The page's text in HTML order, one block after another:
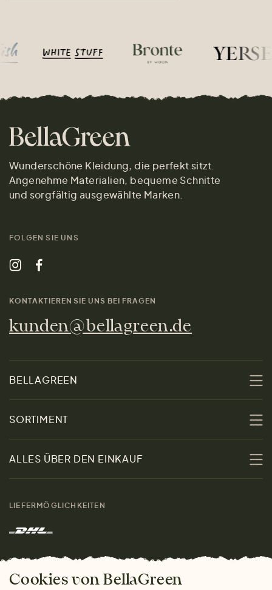
Wunderschöne Kleidung, die perfekt sitzt.
Angenehme Materialien, bequeme Schnitte
und sorgfältig ausgewählte Marken.
FOLGEN SIE UNS
KONTAKTIEREN SIE UNS BEI FRAGEN
kunden@bellagreen.de
BELLAGREEN
Nachhaltigkeit
Kontakt
Marken
Das freundliche Magazin
SORTIMENT
Damen
Herren
Geschenke
ALLES ÜBER DEN EINKAUF
Warum bei uns einkaufen
LIEFERMÖGLICHKEITEN
ZAHLUNGSMÖGLICHKEITEN
Cookies von BellaGreen